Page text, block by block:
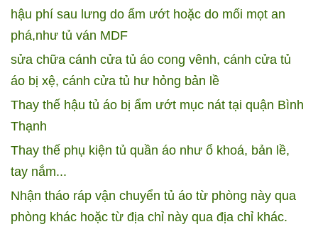
hậu phí sau lưng do ẩm ướt hoặc do mối mọt an
phá,như tủ ván MDF
sửa chữa cánh cửa tủ áo cong vênh, cánh cửa tủ
áo bị xệ, cánh cửa tủ hư hỏng bản lề
Thay thế hậu tủ áo bị ẩm ướt mục nát tại quận Bình
Thạnh
Thay thế phụ kiện tủ quần áo như ổ khoá, bản lề,
tay nắm...
Nhận tháo ráp vận chuyển tủ áo từ phòng này qua
phòng khác hoặc từ địa chỉ này qua địa chỉ khác.